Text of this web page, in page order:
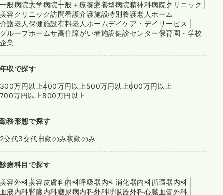
一般病院大学病院一般＋療養療養型病院精神科病院クリニック
美容クリニック訪問看護介護施設特別養護老人ホーム
介護老人保健施設有料老人ホームデイケア・デイサービス
グループホームサ高住障がい者施設健診センター保育園・学校
企業
年収で探す
300万円以上400万円以上500万円以上600万円以上
700万円以上800万円以上
勤務形態で探す
2交代3交代日勤のみ夜勤のみ
診療科目で探す
美容外科美容皮膚科内科呼吸器内科消化器内科循環器内科
血液内科腎臓内科糖尿病内科外科呼吸器外科心臓血管外科